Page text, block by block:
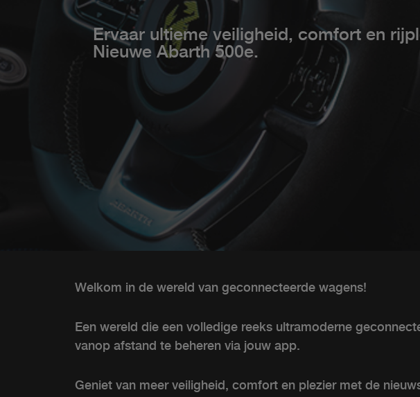
Ervaar ultieme veiligheid, comfort en
Nieuwe Abarth 500e.
Welkom in de wereld van geconnecteerde wagens!
Een wereld die een volledige reeks ultramoderne
vanop afstand te beheren via jouw app.
Geniet van meer veiligheid, comfort en plezier met de